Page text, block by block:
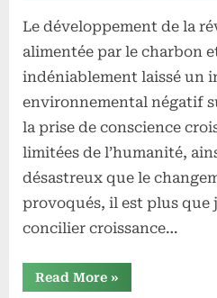
Le développement de la
alimentée par le charbon
indéniablement laissé un
environnemental négatif
la prise de conscience
limitées de l’humanité,
désastreux que le
provoqués, il est plus que
concilier croissance…
Read More“Réaliser
une
»